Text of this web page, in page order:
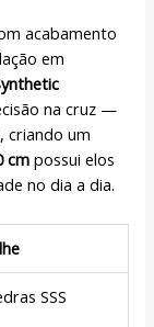
acabamento
em
na cruz —
criando um
cm possui elos
no dia a dia.
SSS